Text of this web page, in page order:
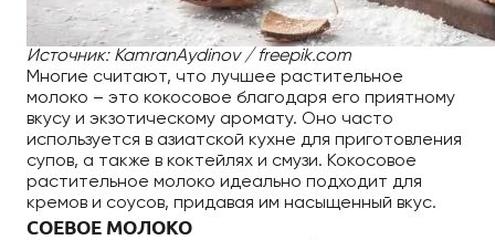
Источник: KamranAydinov / freepik.com
Многие считают, что лучшее растительное
молоко – это кокосовое благодаря его приятному
вкусу и экзотическому аромату. Оно часто
используется в азиатской кухне для приготовления
супов, а также в коктейлях и смузи. Кокосовое
растительное молоко идеально подходит для
кремов и соусов, придавая им насыщенный вкус.
СОЕВОЕ МОЛОКО